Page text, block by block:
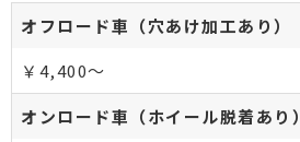
オフロード車（穴あけ加工あり）
￥4,400～
オンロード車（ホイール脱着あり）